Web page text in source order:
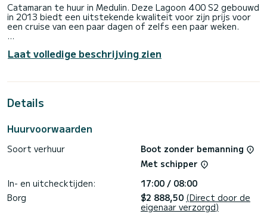
Catamaran te huur in Medulin. Deze Lagoon 400 S2 gebouwd
in 2013 biedt een uitstekende kwaliteit voor zijn prijs voor
een cruise van een paar dagen of zelfs een paar weken.
van 12 meter. U kunt maximaal 12 passagiers ontvangen
tijdens het cruisen en profiteren van de 6 hutten met
douche.
Furling genua. Het heeft de volgende apparatuur: Wifi en
Buitenboordmotor, USB-stekker, Elektrische lier, TV.
Als u vragen heeft over de boot of de chartervoorwaarden,
kunt u een bericht sturen via het Samboat-platform. Een
SamBoat-adviseur beantwoordt uw vragen en biedt u onze
Laat volledige beschrijving zien
Details
Huurvoorwaarden
Soort verhuur
Boot zonder bemanning
Met schipper
In- en uitchecktijden:
17:00 / 08:00
Borg
$2 888,50 (Direct door de
eigenaar verzorgd)